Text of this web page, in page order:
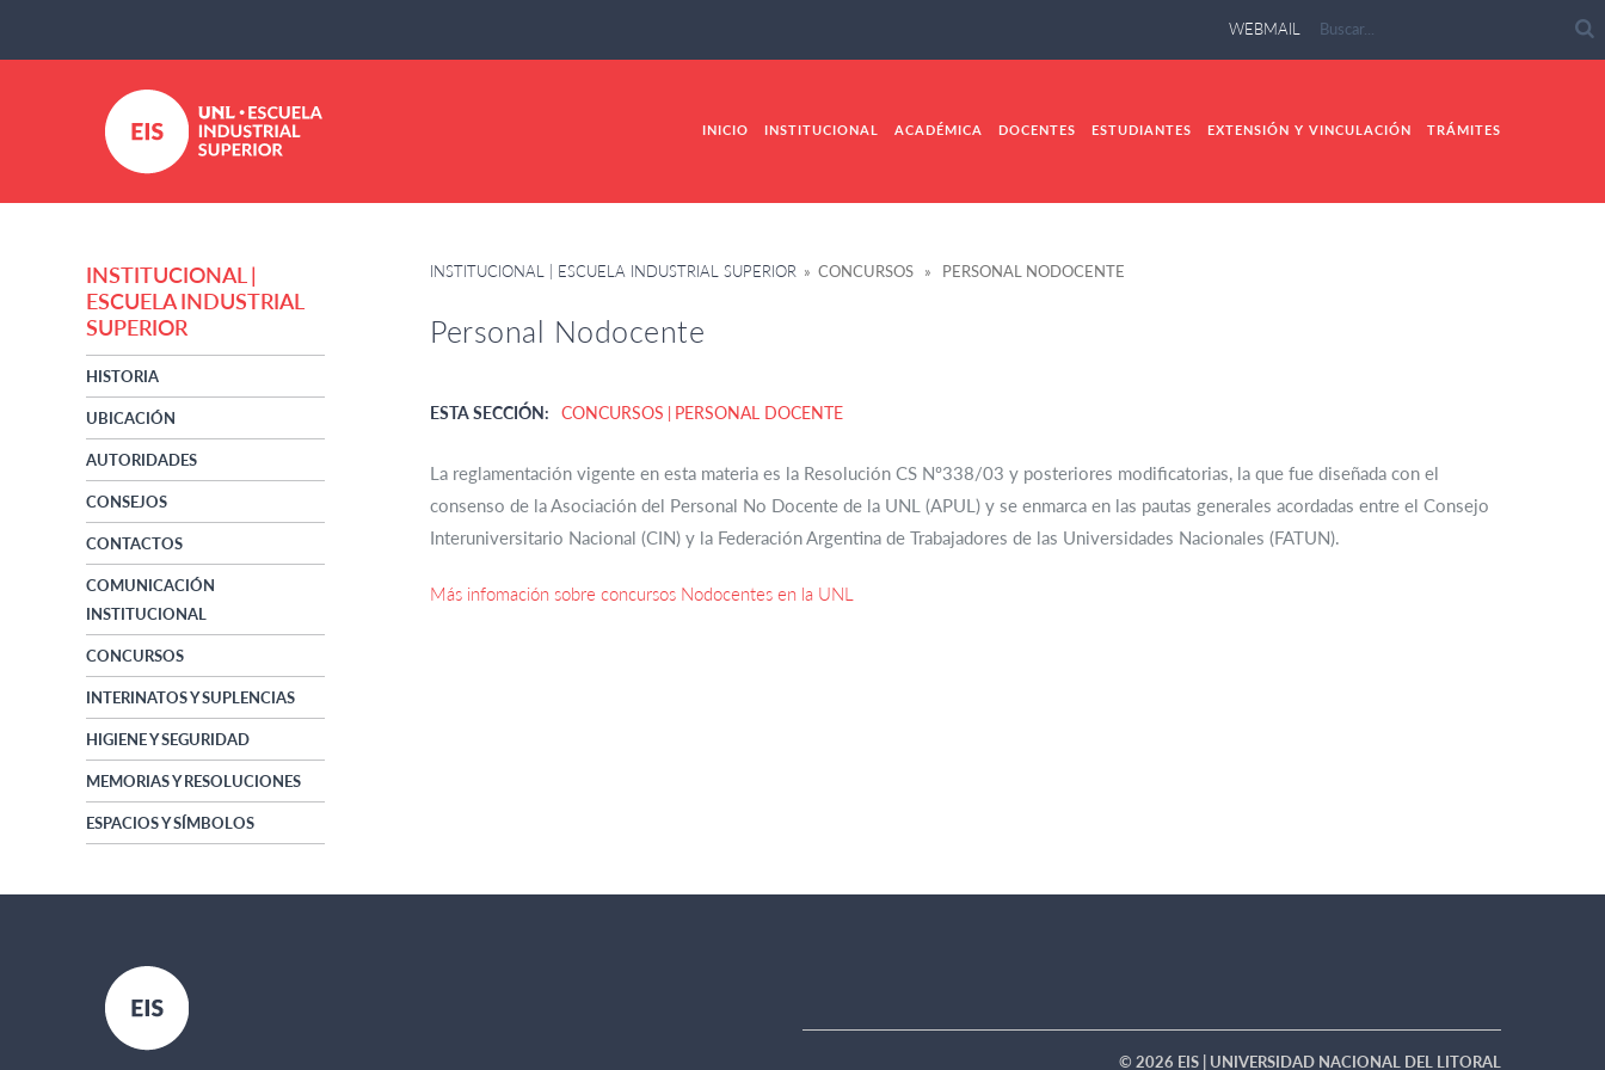
WEBMAIL
INICIO INSTITUCIONAL ACADÉMICA DOCENTES ESTUDIANTES EXTENSIÓN Y VINCULACIÓN TRÁMITES
INSTITUCIONAL |
ESCUELA INDUSTRIAL
SUPERIOR
HISTORIA
UBICACIÓN
AUTORIDADES
CONSEJOS
CONTACTOS
COMUNICACIÓN
INSTITUCIONAL
CONCURSOS
INTERINATOS Y SUPLENCIAS
HIGIENE Y SEGURIDAD
MEMORIAS Y RESOLUCIONES
ESPACIOS Y SÍMBOLOS
INSTITUCIONAL | ESCUELA INDUSTRIAL SUPERIOR » CONCURSOS » PERSONAL NODOCENTE
Personal Nodocente
ESTA SECCIÓN: CONCURSOS PERSONAL DOCENTE
La reglamentación vigente en esta materia es la Resolución CS Nº338/03 y posteriores modificatorias, la que fue diseñada con el
consenso de la Asociación del Personal No Docente de la UNL (APUL) y se enmarca en las pautas generales acordadas entre el Consejo
Interuniversitario Nacional (CIN) y la Federación Argentina de Trabajadores de las Universidades Nacionales (FATUN).
Más infomación sobre concursos Nodocentes en la UNL
© 2026 EIS | UNIVERSIDAD NACIONAL DEL LITORAL